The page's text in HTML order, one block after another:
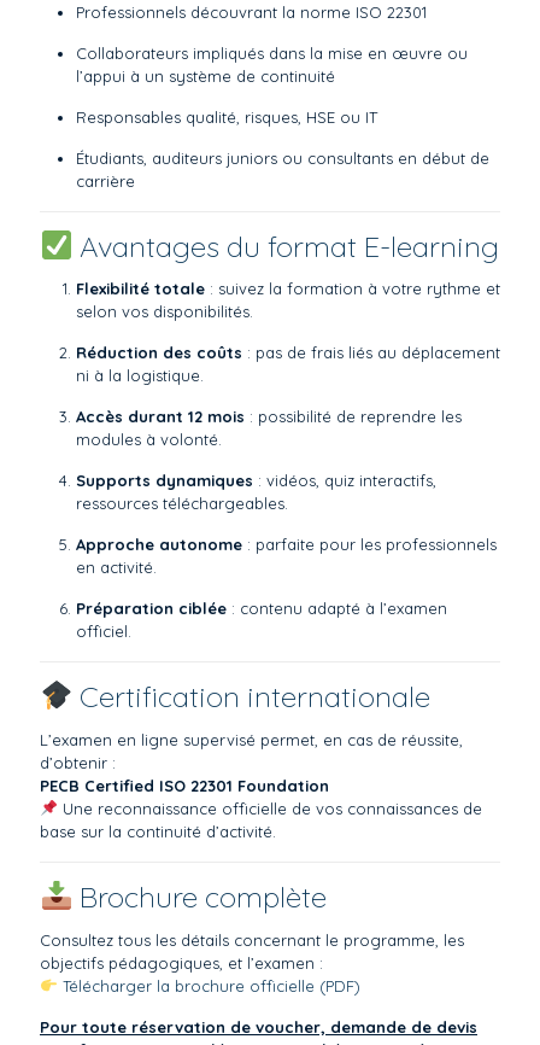
Professionnels découvrant la norme ISO 22301
Collaborateurs impliqués dans la mise en œuvre ou
l’appui à un système de continuité
Responsables qualité, risques, HSE ou IT
Étudiants, auditeurs juniors ou consultants en début de
carrière
Avantages du format E-learning
Flexibilité totale : suivez la formation à votre rythme et
selon vos disponibilités.
Réduction des coûts : pas de frais liés au déplacement
ni à la logistique.
Accès durant 12 mois : possibilité de reprendre les
modules à volonté.
Supports dynamiques : vidéos, quiz interactifs,
ressources téléchargeables.
Approche autonome : parfaite pour les professionnels
en activité.
Préparation ciblée : contenu adapté à l’examen
officiel.
Certification internationale
L’examen en ligne supervisé permet, en cas de réussite,
d’obtenir :
PECB Certified ISO 22301 Foundation
Une reconnaissance officielle de vos connaissances de
base sur la continuité d’activité.
Brochure complète
Consultez tous les détails concernant le programme, les
objectifs pédagogiques, et l’examen :
Télécharger la brochure officielle (PDF)
Pour toute réservation de voucher, demande de devis